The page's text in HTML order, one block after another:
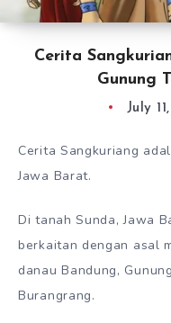
Cerita
Gunung
July
Cerita Sangkuriang
Jawa Barat.
Di tanah Sunda, Jawa
berkaitan dengan asal
danau Bandung,
Burangrang.